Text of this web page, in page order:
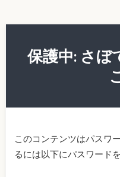
保護中: さぼ
このコンテンツはパスワ
るには以下にパスワード